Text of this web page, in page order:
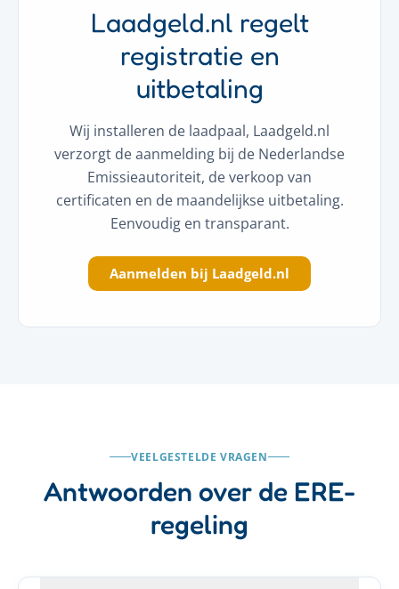
Laadgeld.nl regelt
registratie en
uitbetaling
Wij installeren de laadpaal, Laadgeld.nl
verzorgt de aanmelding bij de Nederlandse
Emissieautoriteit, de verkoop van
certificaten en de maandelijkse uitbetaling.
Eenvoudig en transparant.
Aanmelden bij Laadgeld.nl
VEELGESTELDE VRAGEN
Antwoorden over de ERE-
regeling